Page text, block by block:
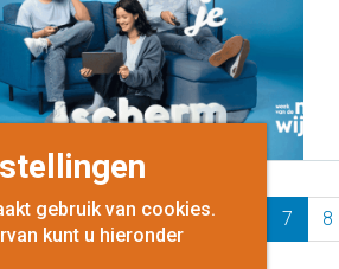
1 2 3 4 5 7 8
gebruik van cookies.
kunt u hieronder